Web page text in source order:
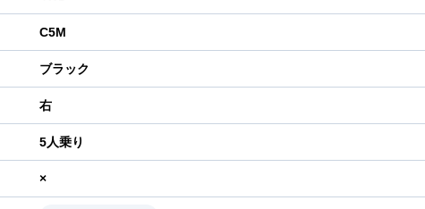
C5M
ブラック
右
5人乗り
×